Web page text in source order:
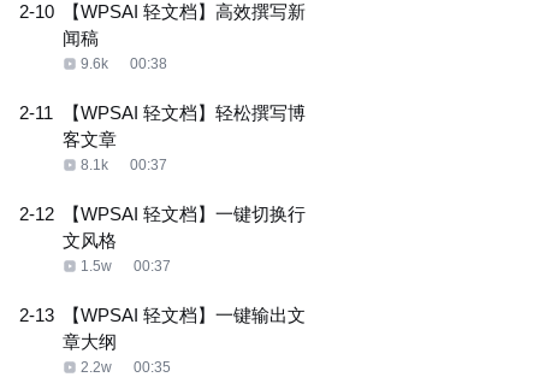
2-10
【WPSAI 轻文档】高效撰写新
闻稿
9.6k 00:38
2-11
【WPSAI 轻文档】轻松撰写博
客文章
8.1k 00:37
2-12
【WPSAI 轻文档】一键切换行
文风格
1.5w 00:37
2-13
【WPSAI 轻文档】一键输出文
章大纲
2.2w 00:35